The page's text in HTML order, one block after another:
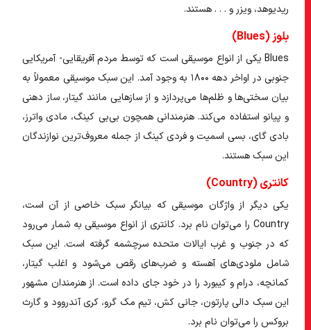
ریدیوهد، ویزر و . . . هستند.
بلوز (Blues)
Blues یکی از انواع موسیقی است که توسط مردم آفریقایی- آمریکایی
جنوبی در اواخر دهه ۱۸۰۰ به وجود آمد. این سبک موسیقی معمولاً به
بیان سختی‌ها و ظلم‌ها می‌پردازد و از ساز‌هایی مانند گیتار، ساز دهنی
و پیانو استفاده می‌کند. هنرمندانی همچون بی‌بی کینگ، مادی واترز،
بادی گای، بسی اسمیت و فردی کینگ از جمله معروف‌ترین نوازندگان
این سبک هستند.
کانتری (Country)
یکی دیگر ازواژگان موسیقیکه بیانگر سبک خاصی از آن است،
Country را می‌توان نام برد. کانتری از انواع موسیقی به شمار می‌رود
که در جنوب و غرب ایالات متحده سرچشمه گرفته است. این سبک
شامل ملودی‌های آهسته و ضرب‌های رقص می‌شود و اغلب گیتار،
کمانچه، درام و کیبورد را در خود جای داده است. از هنرمندان مشهور
این سبک دالی پارتون، جانی کش، تیم مک گرو، کری آندروود و گارث
بروکس را می‌توان نام برد.